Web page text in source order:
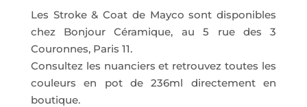
Les Stroke & Coat de Mayco sont disponibles
chez Bonjour Céramique, au 5 rue des 3
Couronnes, Paris 11.
Consultez les nuanciers et retrouvez toutes les
couleurs en pot de 236ml directement en
boutique.